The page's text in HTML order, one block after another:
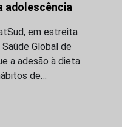
adolescência
em estreita
Global de
a adesão à dieta
de…